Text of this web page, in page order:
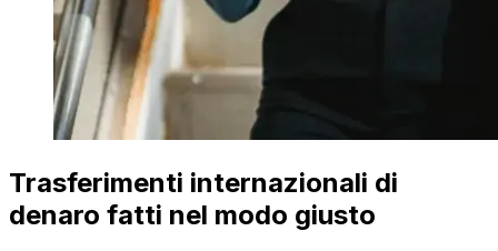
Trasferimenti internazionali di
denaro fatti nel modo giusto